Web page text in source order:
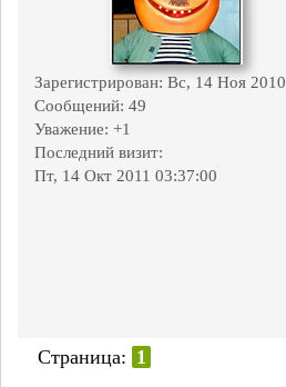
Зарегистрирован: Вс, 14 Ноя 2010
Сообщений: 49
Уважение: +1
Последний визит:
Пт, 14 Окт 2011 03:37:00
Страница: 1